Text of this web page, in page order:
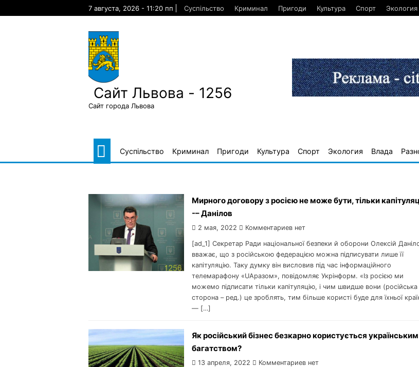
7 августа, 2026 - 11:20 пп Суспільство Криминал Пригоди Культура Спорт Экология
Сайт Львова - 1256
Сайт города Львова
Суспільство Криминал Пригоди Культура Спорт Экология Влада
Мирного договору з росією не може бути, тільки
-– Данілов
2 мая, 2022 Комментариев нет
[ad_1] Секретар Ради національної безпеки й оборони Олексій
вважає, що з російською федерацією можна підписувати лише її
капітуляцію. Таку думку він висловив під час інформаційного
телемарафону «UAразом», повідомляє Укрінформ. «Із росією ми
можемо підписати тільки капітуляцію, і чим швидше вони (російська
сторона – ред.) це зроблять, тим більше користі буде для їхньої
— […]
Як російський бізнес безкарно користується українським
багатством?
13 апреля, 2022 Комментариев нет